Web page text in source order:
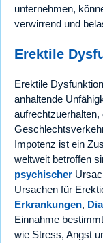
unternehmen,
verwirrend und
Erektile
Erektile
anhaltende
aufrechtzuerhalten,
Impotenz ist ein
weltweit betroffen
psychischer
Ursachen für
Erkrankungen,
Einnahme
wie Stress, Angst